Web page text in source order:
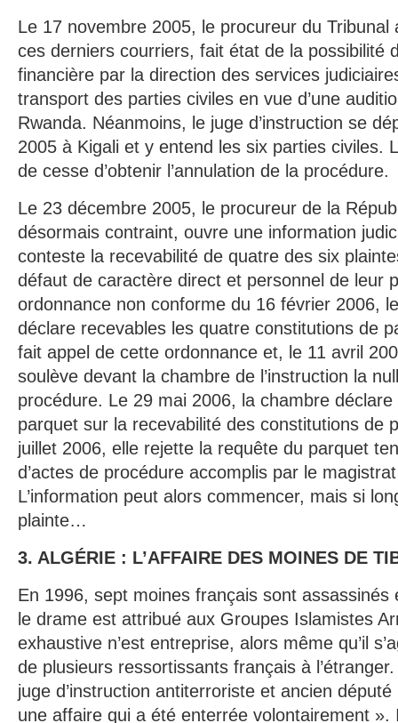
Le 17 novembre 2005, le procureur du Tribunal
ces derniers courriers, fait état de la possibilité
financière par la direction des services
transport des parties civiles en vue d’une
Rwanda. Néanmoins, le juge d’instruction se
2005 à Kigali et y entend les six parties civiles.
de cesse d’obtenir l’annulation de la procédure.
Le 23 décembre 2005, le procureur de la
désormais contraint, ouvre une information
conteste la recevabilité de quatre des six
défaut de caractère direct et personnel de leur
ordonnance non conforme du 16 février 2006,
déclare recevables les quatre constitutions de
fait appel de cette ordonnance et, le 11 avril
soulève devant la chambre de l’instruction la
procédure. Le 29 mai 2006, la chambre déclare
parquet sur la recevabilité des constitutions de
juillet 2006, elle rejette la requête du parquet
d’actes de procédure accomplis par le
L’information peut alors commencer, mais si
plainte…
3. ALGÉRIE : L’AFFAIRE DES MOINES DE
En 1996, sept moines français sont assassinés
le drame est attribué aux Groupes Islamistes
exhaustive n’est entreprise, alors même qu’il
de plusieurs ressortissants français à
juge d’instruction antiterroriste et ancien député
une affaire qui a été enterrée volontairement ».